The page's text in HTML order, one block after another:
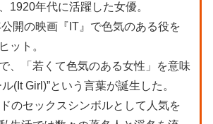
1920年代に活躍した女優。
開の映画『IT』で色気のある役を
ット。
、「若くて色気のある女性」を意味
(It Girl)”という言葉が誕生した。
のセックスシンボルとして人気を